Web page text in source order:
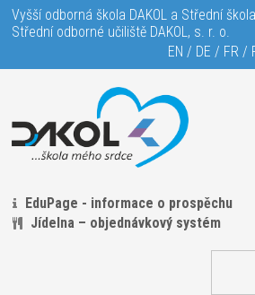
Vyšší odborná škola DAKOL a Střední
Střední odborné učiliště DAKOL, s. r. o.
EN / DE / FR/
EduPage - informace o prospěchu
Jídelna – objednávkový systém